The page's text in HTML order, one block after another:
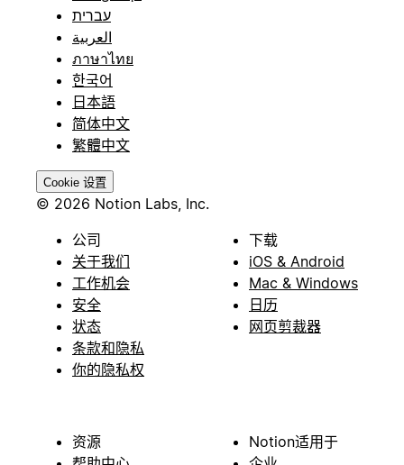
עברית
العربية
ภาษาไทย
한국어
日本語
简体中文
繁體中文
Cookie 设置
© 2026 Notion Labs, Inc.
公司
关于我们
工作机会
安全
状态
条款和隐私
你的隐私权
下载
iOS & Android
Mac & Windows
日历
网页剪裁器
资源
Notion适用于